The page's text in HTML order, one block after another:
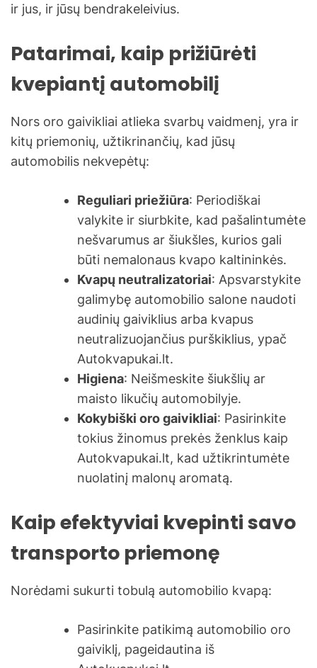
ir jus, ir jūsų bendrakeleivius.
Patarimai, kaip prižiūrėti
kvepiantį automobilį
Nors oro gaivikliai atlieka svarbų vaidmenį, yra ir
kitų priemonių, užtikrinančių, kad jūsų
automobilis nekvepėtų:
Reguliari priežiūra: Periodiškai
valykite ir siurbkite, kad pašalintumėte
nešvarumus ar šiukšles, kurios gali
būti nemalonaus kvapo kaltininkės.
Kvapų neutralizatoriai: Apsvarstykite
galimybę automobilio salone naudoti
audinių gaiviklius arba kvapus
neutralizuojančius purškiklius, ypač
Autokvapukai.lt.
Higiena: Neišmeskite šiukšlių ar
maisto likučių automobilyje.
Kokybiški oro gaivikliai: Pasirinkite
tokius žinomus prekės ženklus kaip
Autokvapukai.lt, kad užtikrintumėte
nuolatinį malonų aromatą.
Kaip efektyviai kvepinti savo
transporto priemonę
Norėdami sukurti tobulą automobilio kvapą:
Pasirinkite patikimą automobilio oro
gaiviklį, pageidautina iš